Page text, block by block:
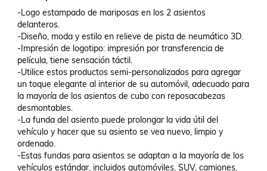
-Logo estampado de mariposas en los 2 asientos
delanteros.
-Diseño, moda y estilo en relieve de pista de neumático 3D.
-Impresión de logotipo: impresión por transferencia de
película, tiene sensación táctil.
-Utilice estos productos semi-personalizados para agregar
un toque elegante al interior de su automóvil, adecuado para
la mayoría de los asientos de cubo con reposacabezas
desmontables.
-La funda del asiento puede prolongar la vida útil del
vehículo y hacer que su asiento se vea nuevo, limpio y
ordenado.
-Estas fundas para asientos se adaptan a la mayoría de los
vehículos estándar, incluidos automóviles, SUV, camiones,